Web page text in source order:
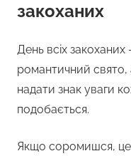
закоханих
День всіх
романтичний
надати знак уваги
подобається.
Якщо соромишся,